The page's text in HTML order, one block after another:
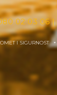
02 03 06|
I SIGURNOST